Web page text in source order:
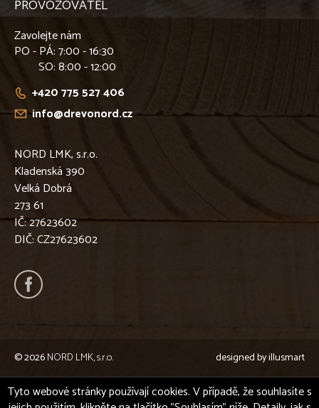
PROVOZOVATEL
Zavolejte nám
PO - PÁ: 7:00 - 16:30
SO: 8:00 - 12:00
+420 775 527 406
info@drevonord.cz
NORD LMK, s.r.o.
Kladenská 390
Velká Dobrá
273 61
IČ: 27623602
DIČ: CZ27623602
© 2026NORD LMK, s.r.o. designed byillusmart
Tyto webové stránky používají cookies. V případě, že souhlasíte s